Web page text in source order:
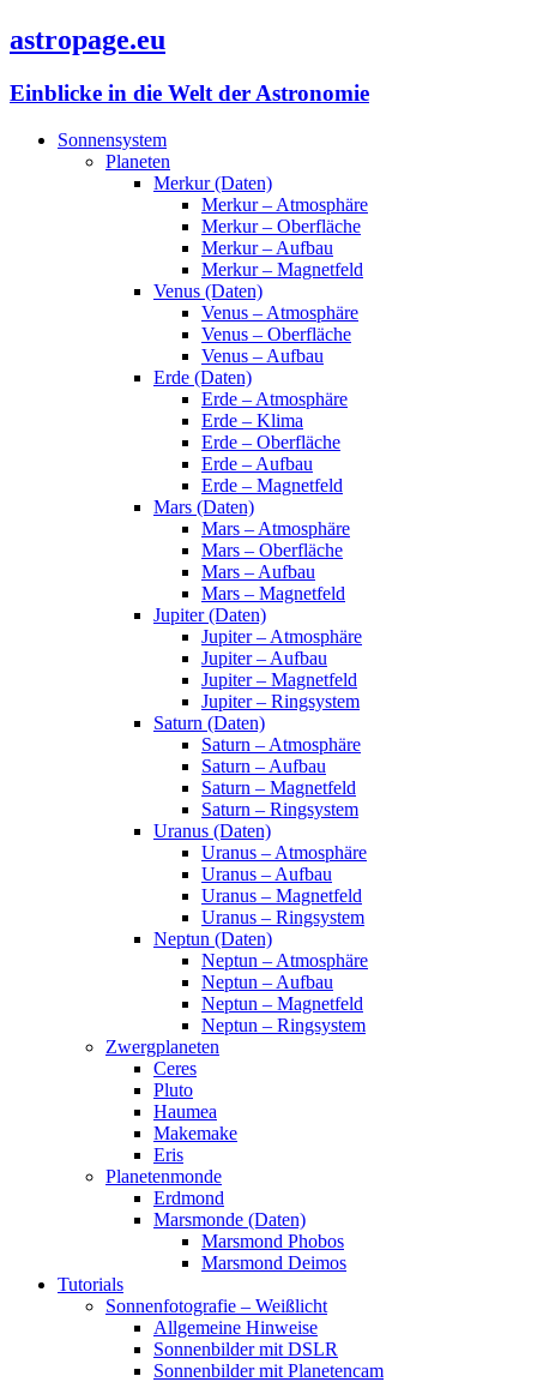
astropage.eu
Einblicke in die Welt der Astronomie
Sonnensystem
Planeten
Merkur (Daten)
Merkur – Atmosphäre
Merkur – Oberfläche
Merkur – Aufbau
Merkur – Magnetfeld
Venus (Daten)
Venus – Atmosphäre
Venus – Oberfläche
Venus – Aufbau
Erde (Daten)
Erde – Atmosphäre
Erde – Klima
Erde – Oberfläche
Erde – Aufbau
Erde – Magnetfeld
Mars (Daten)
Mars – Atmosphäre
Mars – Oberfläche
Mars – Aufbau
Mars – Magnetfeld
Jupiter (Daten)
Jupiter – Atmosphäre
Jupiter – Aufbau
Jupiter – Magnetfeld
Jupiter – Ringsystem
Saturn (Daten)
Saturn – Atmosphäre
Saturn – Aufbau
Saturn – Magnetfeld
Saturn – Ringsystem
Uranus (Daten)
Uranus – Atmosphäre
Uranus – Aufbau
Uranus – Magnetfeld
Uranus – Ringsystem
Neptun (Daten)
Neptun – Atmosphäre
Neptun – Aufbau
Neptun – Magnetfeld
Neptun – Ringsystem
Zwergplaneten
Ceres
Pluto
Haumea
Makemake
Eris
Planetenmonde
Erdmond
Marsmonde (Daten)
Marsmond Phobos
Marsmond Deimos
Tutorials
Sonnenfotografie – Weißlicht
Allgemeine Hinweise
Sonnenbilder mit DSLR
Sonnenbilder mit Planetencam